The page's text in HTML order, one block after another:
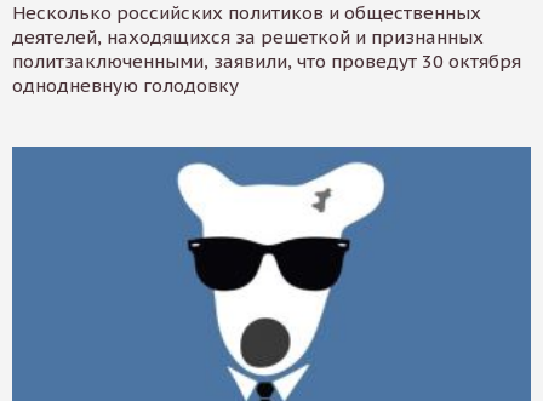
Несколько российских политиков и общественных
деятелей, находящихся за решеткой и признанных
политзаключенными, заявили, что проведут 30 октября
однодневную голодовку